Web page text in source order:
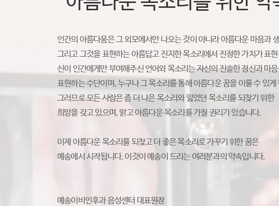
인간의 아름다움은 그 외모에서만 나오는 것이 아니라 아름다운 마음과
그리고 그것을 표현하는 아름답고 진지한 목소리에서 진정한 가치가 표
신이 인간에게만 부여해주신 언어와 목소리는 자신의 진솔한 정신과 마
표현하는 수단이며, 누구나 그 목소리를 통해 아름다운 꿈을 이룰 수 있게
그러므로 모든 사람은 좀 더 나은 목소리와 잃었던 목소리를 되찾기 위한
희망을 갖고 있으며, 맑고 아름다운 목소리를 가질 권리가 있습니다.
이제 아름다운 목소리를 되찾고 더 좋은 목소리로 가꾸기 위한 꿈은
예송에서 시작됩니다. 이것이 예송이 드리는 여러분과의 약속입니다.
예송이비인후과 음성센터 대표원장